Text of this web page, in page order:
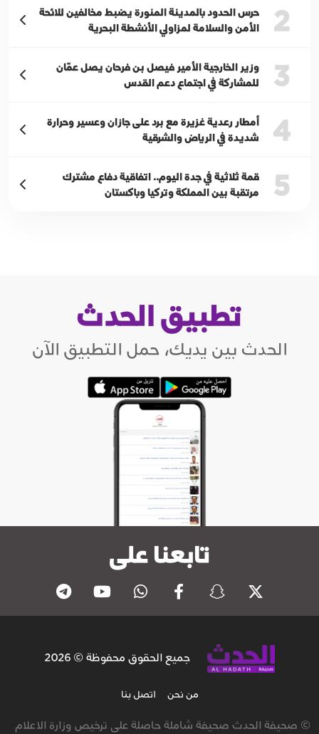
2
حرس الحدود بالمدينة المنورة يضبط مخالفين للائحة
الأمن والسلامة لمزاولي الأنشطة البحرية
3
وزير الخارجية الأمير فيصل بن فرحان يصل عمّان
للمشاركة في اجتماع دعم القدس
4
أمطار رعدية غزيرة مع برد على جازان وعسير وحرارة
شديدة في الرياض والشرقية
5
قمة ثلاثية في جدة اليوم.. اتفاقية دفاع مشترك
مرتقبة بين المملكة وتركيا وباكستان
تطبيق الحدث
الحدث بين يديك، حمل التطبيق الآن
تابعنا على
جميع الحقوق محفوظة © 2026
من نحن اتصل بنا
© صحيفة الحدث صحيفة شاملة حاصلة على ترخيص وزارة الاعلام